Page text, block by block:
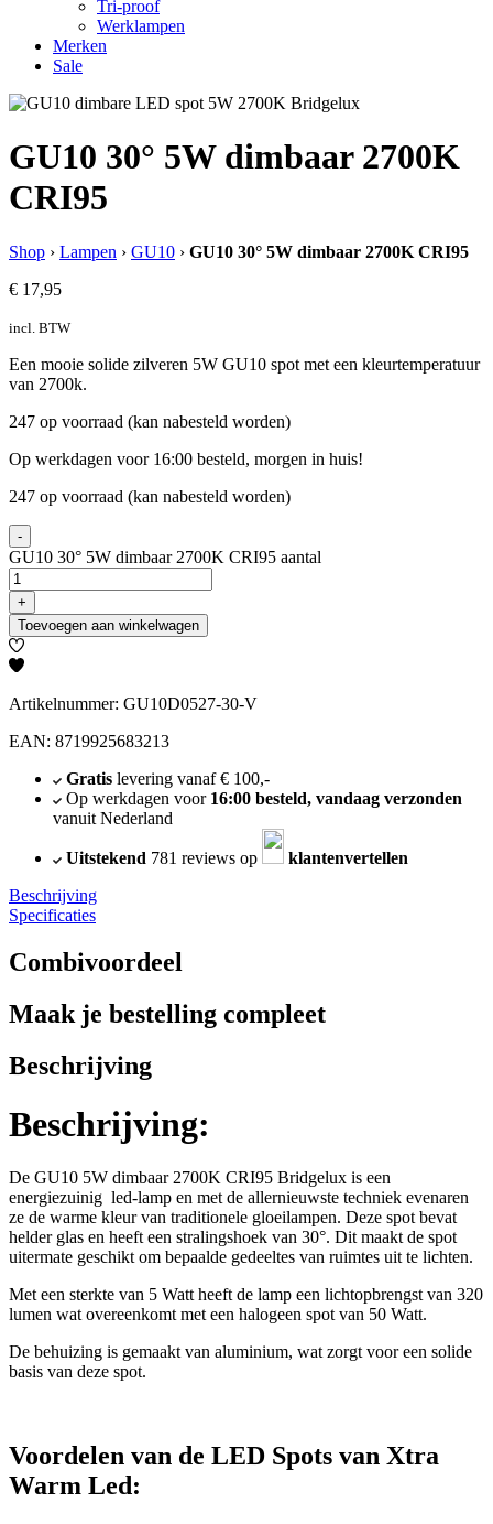
Tri-proof
Werklampen
Merken
Sale
GU10 30° 5W dimbaar 2700K
CRI95
Shop › Lampen › GU10 › GU10 30° 5W dimbaar 2700K CRI95
€ 17,95
incl. BTW
Een mooie solide zilveren 5W GU10 spot met een kleurtemperatuur
van 2700k.
247 op voorraad (kan nabesteld worden)
Op werkdagen voor 16:00 besteld, morgen in huis!
247 op voorraad (kan nabesteld worden)
-
GU10 30° 5W dimbaar 2700K CRI95 aantal
+
Toevoegen aan winkelwagen
Artikelnummer: GU10D0527-30-V
EAN: 8719925683213
Gratislevering vanaf € 100,-
Op werkdagen voor 16:00 besteld, vandaag verzonden
vanuit Nederland
Uitstekend 781 reviews op
klantenvertellen
Beschrijving
Specificaties
Combivoordeel
Maak je bestelling compleet
Beschrijving
Beschrijving:
De GU10 5W dimbaar 2700K CRI95 Bridgelux is een
energiezuinig led-lamp en met de allernieuwste techniek evenaren
ze de warme kleur van traditionele gloeilampen. Deze spot bevat
helder glas en heeft een stralingshoek van 30°. Dit maakt de spot
uitermate geschikt om bepaalde gedeeltes van ruimtes uit te lichten.
Met een sterkte van 5 Watt heeft de lamp een lichtopbrengst van 320
lumen wat overeenkomt met een halogeen spot van 50 Watt.
De behuizing is gemaakt van aluminium, wat zorgt voor een solide
basis van deze spot.
Voordelen van de LED Spots van Xtra
Warm Led: